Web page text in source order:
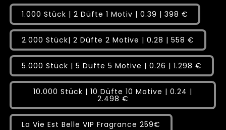
1.000 Stück | 2 Düfte 1 Motiv | 0.39 | 398 €
2.000 Stück| 2 Düfte 2 Motive | 0.28 | 558 €
5.000 Stück | 5 Düfte 5 Motive | 0.26 | 1.298 €
10.000 Stück | 10 Düfte 10 Motive | 0.24 |
2.498 €
La Vie Est Belle VIP Fragrance 259€